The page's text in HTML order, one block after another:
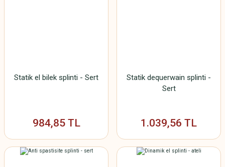
Statik el bilek splinti - Sert
984,85 TL
Statik dequerwain splinti -
Sert
1.039,56 TL